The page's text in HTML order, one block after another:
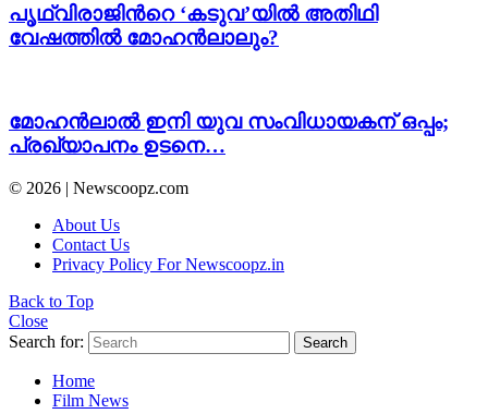
പൃഥ്വിരാജിന്‍റെ ‘കടുവ’യിൽ അതിഥി
വേഷത്തിൽ മോഹൻലാലും?
മോഹൻലാൽ ഇനി യുവ സംവിധായകന് ഒപ്പം;
പ്രഖ്യാപനം ഉടനെ…
© 2026 | Newscoopz.com
About Us
Contact Us
Privacy Policy For Newscoopz.in
Back to Top
Close
Search for:
Search
Home
Film News